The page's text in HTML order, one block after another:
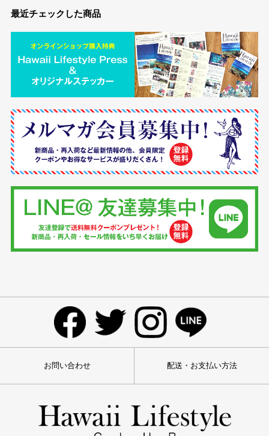
最近チェックした商品
お問い合わせ 配送・お支払い方法